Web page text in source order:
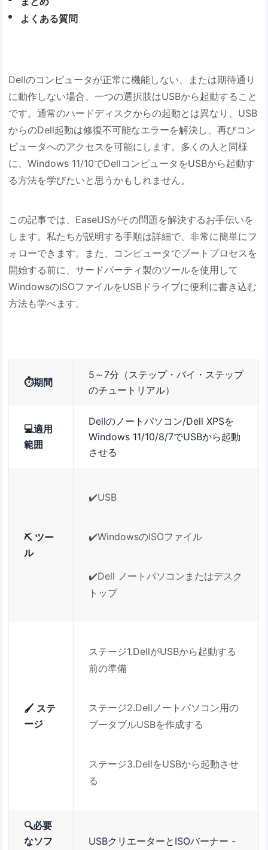
よくある質問
Dellのコンピュータが正常に機能しない、または期待通り
に動作しない場合、一つの選択肢はUSBから起動すること
です。通常のハードディスクからの起動とは異なり、USB
からのDell起動は修復不可能なエラーを解決し、再びコン
ピュータへのアクセスを可能にします。多くの人と同様
に、Windows 11/10でDellコンピュータをUSBから起動す
る方法を学びたいと思うかもしれません。
この記事では、EaseUSがその問題を解決するお手伝いを
します。私たちが説明する手順は詳細で、非常に簡単にフ
ォローできます。また、コンピュータでブートプロセスを
開始する前に、サードパーティ製のツールを使用して
WindowsのISOファイルをUSBドライブに便利に書き込む
方法も学べます。
⏱️期間
5～7分（ステップ・バイ・ステップ
のチュートリアル）
💻適用
範囲
Dellのノートパソコン/Dell XPSを
Windows 11/10/8/7でUSBから起動
させる
⛏️ ツー
ル
✔️USB
✔️WindowsのISOファイル
✔️Dell ノートパソコンまたはデスク
トップ
🖌️ ステ
ージ
ステージ1.DellがUSBから起動する
前の準備
ステージ2.Dellノートパソコン用の
ブータブルUSBを作成する
ステージ3.DellをUSBから起動させ
る
🔍必要
なソフ
USBクリエーターとISOバーナー -